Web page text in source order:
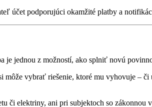
účet podporujúci okamžité platby a
je jednou z možností, ako splniť novú
vybrať riešenie, ktoré mu vyhovuje –
či elektriny, ani pri subjektoch so zákonnou